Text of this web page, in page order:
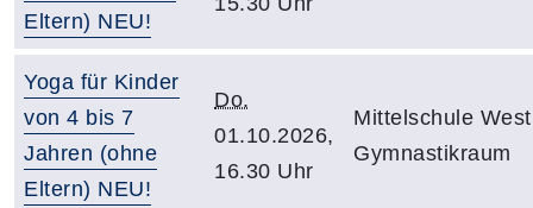
Eltern) NEU!
Yoga für Kinder
von 4 bis 7
Jahren (ohne
Eltern) NEU!
Do.
01.10.2026,
16.30 Uhr
Mittelschule
Gymnastikraum